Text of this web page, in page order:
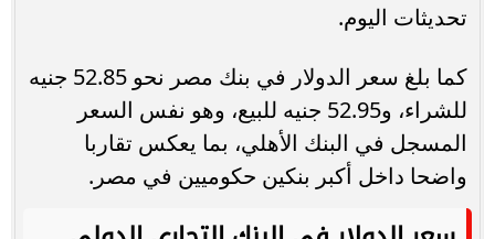
تحديثات اليوم.
كما بلغ سعر الدولار في بنك مصر نحو 52.85 جنيه
للشراء، و52.95 جنيه للبيع، وهو نفس السعر
المسجل في البنك الأهلي، بما يعكس تقاربا
واضحا داخل أكبر بنكين حكوميين في مصر.